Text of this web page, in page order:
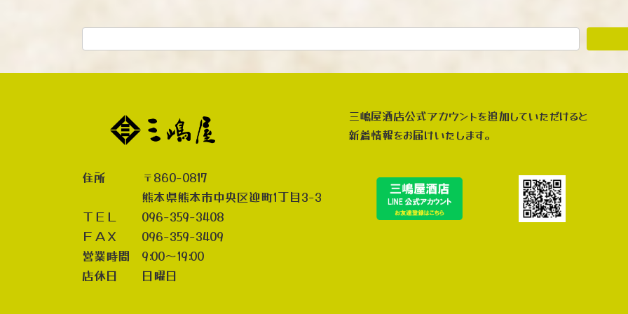
住所 〒860-0817
熊本県熊本市中央区迎町1丁目3-3
ＴＥＬ 096-359-3408
ＦＡＸ 096-359-3409
営業時間 9:00～19:00
店休日 日曜日
三嶋屋酒店公式アカウントを追加していただけると
新着情報をお届けいたします。